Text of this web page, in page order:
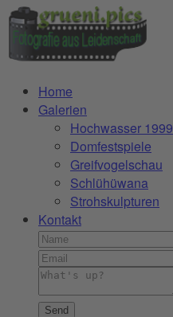
Home
Galerien
Hochwasser 1999
Domfestspiele
Greifvogelschau
Schlühüwana
Strohskulpturen
Kontakt
Send